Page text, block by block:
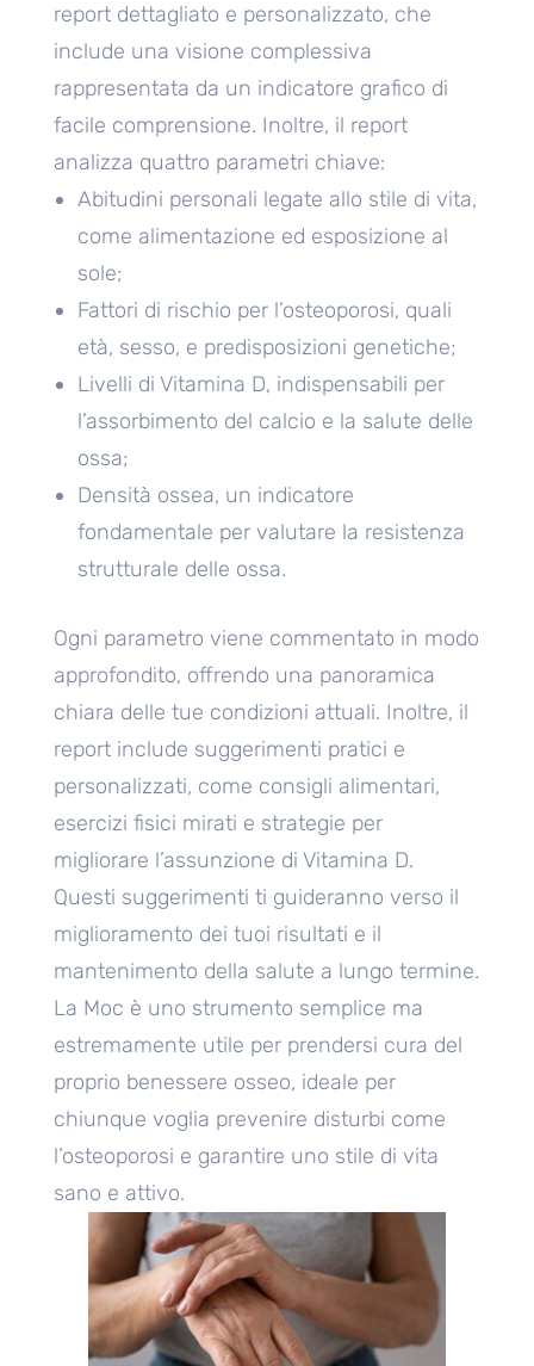
report dettagliato e personalizzato, che
include una visione complessiva
rappresentata da un indicatore grafico di
facile comprensione. Inoltre, il report
analizza quattro parametri chiave:
Abitudini personali legate allo stile di vita,
come alimentazione ed esposizione al
sole;
Fattori di rischio per l’osteoporosi, quali
età, sesso, e predisposizioni genetiche;
Livelli di Vitamina D, indispensabili per
l’assorbimento del calcio e la salute delle
ossa;
Densità ossea, un indicatore
fondamentale per valutare la resistenza
strutturale delle ossa.
Ogni parametro viene commentato in modo
approfondito, offrendo una panoramica
chiara delle tue condizioni attuali. Inoltre, il
report include suggerimenti pratici e
personalizzati, come consigli alimentari,
esercizi fisici mirati e strategie per
migliorare l’assunzione di Vitamina D.
Questi suggerimenti ti guideranno verso il
miglioramento dei tuoi risultati e il
mantenimento della salute a lungo termine.
La Moc è uno strumento semplice ma
estremamente utile per prendersi cura del
proprio benessere osseo, ideale per
chiunque voglia prevenire disturbi come
l’osteoporosi e garantire uno stile di vita
sano e attivo.